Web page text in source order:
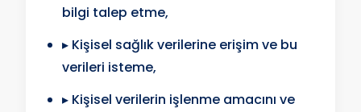
bilgi talep etme,
▸ Kişisel sağlık verilerine erişim ve bu
verileri isteme,
▸ Kişisel verilerin işlenme amacını ve